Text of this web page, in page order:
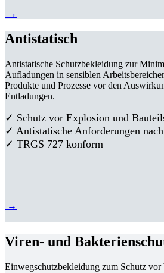
→
Antistatisch
Antistatische Schutzbekleidung zur
Aufladungen in sensiblen
Produkte und Prozesse vor den
Entladungen.
✓ Schutz vor Explosion und
✓ Antistatische Anforderungen
✓ TRGS 727 konform
→
Viren- und
Einwegschutzbekleidung zum Schutz vor